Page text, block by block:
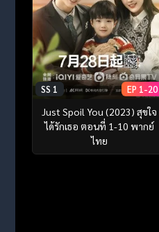
SS 1 EP 1-20
Just Spoil You (2023) สุขใจ
ได้รักเธอ ตอนที่ 1-10 พากย์
ไทย